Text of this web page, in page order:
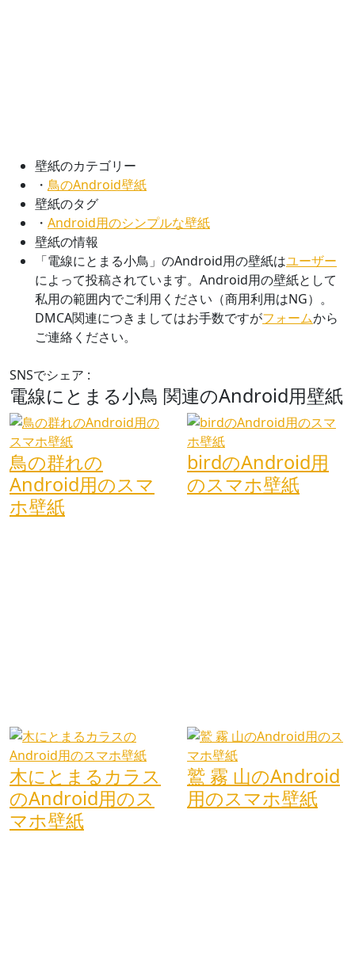
壁紙のカテゴリー
・ 鳥のAndroid壁紙
壁紙のタグ
・ Android用のシンプルな壁紙
壁紙の情報
「電線にとまる小鳥」のAndroid用の壁紙はユーザー
によって投稿されています。Android用の壁紙として
私用の範囲内でご利用ください（商用利用はNG）。
DMCA関連につきましてはお手数ですがフォームから
ご連絡ください。
SNSでシェア :
電線にとまる小鳥 関連のAndroid用壁紙
鳥の群れの
Android用のスマ
ホ壁紙
birdのAndroid用
のスマホ壁紙
木にとまるカラス
のAndroid用のス
マホ壁紙
鷲 霧 山のAndroid
用のスマホ壁紙